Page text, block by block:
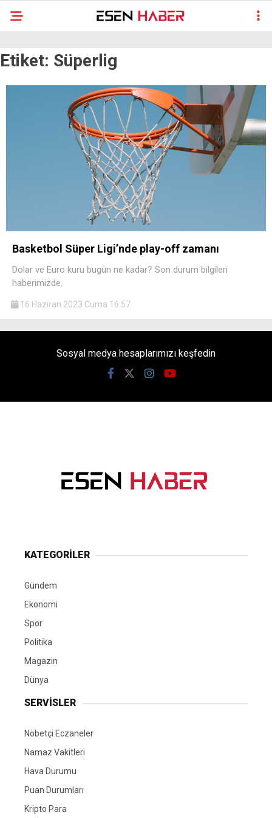
Etiket: Süperlig
Basketbol Süper Ligi’nde play-off zamanı
Dolar ve Euro kuru bugün ne kadar? Son durum bilgileri
haberimizde.
16 Haziran 2023 Cuma 16:57
Sosyal medya hesaplarımızı keşfedin
KATEGORİLER
Gündem
Ekonomi
Spor
Politika
Magazin
Dünya
SERVİSLER
Nöbetçi Eczaneler
Namaz Vakitleri
Hava Durumu
Puan Durumları
Kripto Para